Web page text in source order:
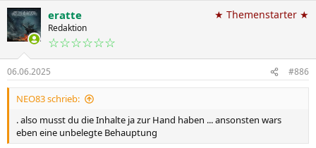
k
t
i
n
e
n
eratte
Redaktion
☆☆☆☆☆☆
★ Themenstarter ★
06.06.2025 #886
NEO83 schrieb:
. also musst du die Inhalte ja zur Hand haben ... ansonsten wars
eben eine unbelegte Behauptung